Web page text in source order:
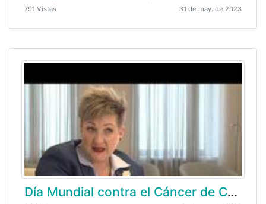
791 Vistas 31 de may. de 2023
Día Mundial contra el Cáncer de Colon